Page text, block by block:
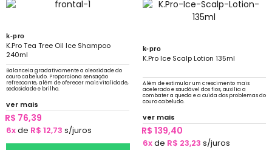
k-pro
K.Pro Tea Tree Oil Ice Shampoo
240ml
Balanceia gradativamente a oleosidade do
couro cabeludo. Proporciona sensação
refrescante, além de oferecer mais vitalidade,
sedosidade e brilho.
ver mais
R$ 76,39
6xde R$ 12,73 s/juros
k-pro
K.Pro Ice Scalp Lotion 135ml
Além de estimular um crescimento mais
acelerado e saudável dos fios, auxilia a
combater a queda e a cuida dos problemas do
couro cabeludo.
ver mais
R$ 139,40
6xde R$ 23,23 s/juros